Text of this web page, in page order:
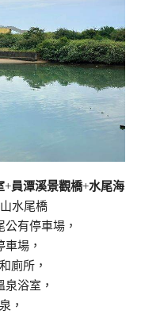
+員潭溪景觀橋+水尾海
水尾橋
有停車場，
場，
廁所，
浴室，
，